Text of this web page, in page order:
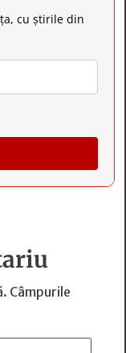
cu știrile din
Câmpurile